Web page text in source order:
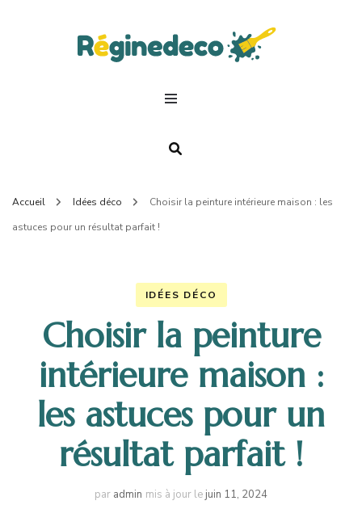
Accueil Idées déco
Choisir la peinture intérieure maison : les
astuces pour un résultat parfait !
IDÉES DÉCO
Choisir la peinture
intérieure maison :
les astuces pour un
résultat parfait !
par admin mis à jour le juin 11, 2024